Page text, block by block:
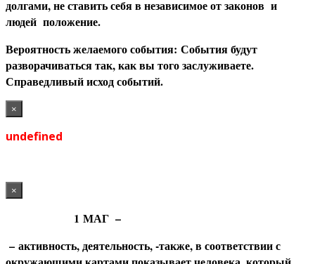
долгами, не ставить себя в независимое от законов и
людей положение.
Вероятность желаемого события: События будут
разворачиваться так, как вы того заслуживаете.
Справедливый исход событий.
×
undefined
×
1 МАГ –
– активность, деятельность, -также, в соответствии с